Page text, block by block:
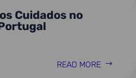
Cuidados no
READ MORE